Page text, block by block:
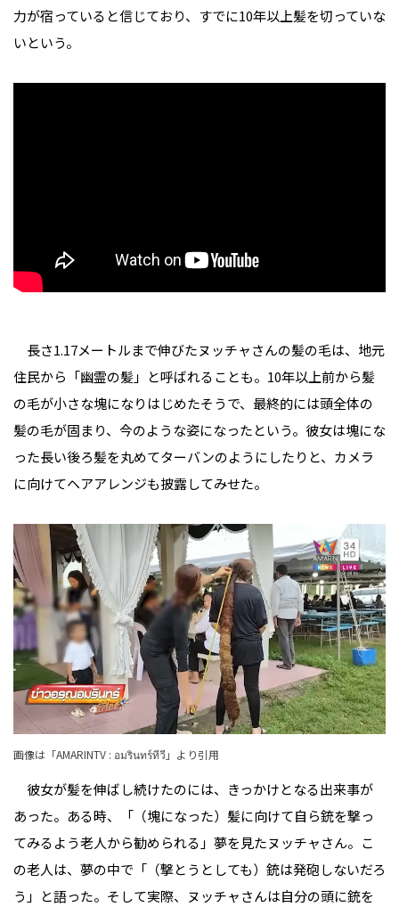
力が宿っていると信じており、すでに10年以上髪を切っていな
いという。
長さ1.17メートルまで伸びたヌッチャさんの髪の毛は、地元
住民から「幽霊の髪」と呼ばれることも。10年以上前から髪
の毛が小さな塊になりはじめたそうで、最終的には頭全体の
髪の毛が固まり、今のような姿になったという。彼女は塊にな
った長い後ろ髪を丸めてターバンのようにしたりと、カメラ
に向けてヘアアレンジも披露してみせた。
画像は「AMARINTV : อมรินทร์ทีวี 」より引用
彼女が髪を伸ばし続けたのには、きっかけとなる出来事が
あった。ある時、「（塊になった）髪に向けて自ら銃を撃っ
てみるよう老人から勧められる」夢を見たヌッチャさん。こ
の老人は、夢の中で「（撃とうとしても）銃は発砲しないだろ
う」と語った。そして実際、ヌッチャさんは自分の頭に銃を